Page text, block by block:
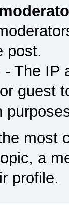
post.
- The IP
guest
most
a
profile.